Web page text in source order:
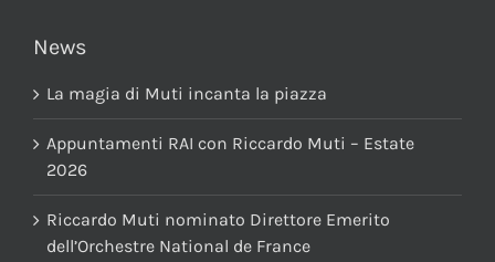
News
La magia di Muti incanta la piazza
Appuntamenti RAI con Riccardo Muti – Estate
2026
Riccardo Muti nominato Direttore Emerito
dell’Orchestre National de France